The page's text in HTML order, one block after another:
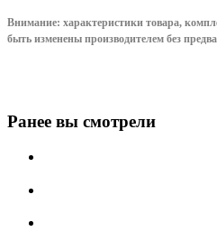
Внимание: характеристики товара,
быть изменены производителем без
Ранее вы смотрели